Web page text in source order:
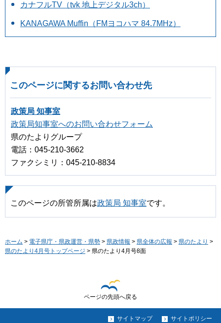
カナフルTV（tvk 地上デジタル3ch）
KANAGAWA Muffin（FMヨコハマ 84.7MHz）
このページに関するお問い合わせ先
政策局 知事室
政策局知事室へのお問い合わせフォーム
県のたよりグループ
電話：045-210-3662
ファクシミリ：045-210-8834
このページの所管所属は政策局 知事室です。
ホーム > 電子県庁・県政運営・県勢 > 県政情報 > 県全体の広報 > 県のたより >
県のたより4月号トップページ > 県のたより4月号8面
ページの先頭へ戻る
サイトマップ サイトポリシー